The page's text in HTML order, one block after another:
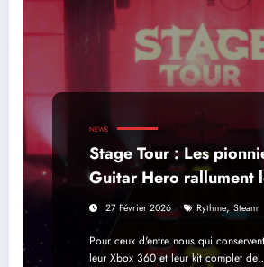
NEWS
Stage Tour : Les
Guitar Hero rallument
27 Février 2026 Rythme, Steam
Pour ceux d'entre nous qui
leur Xbox 360 et leur kit complet